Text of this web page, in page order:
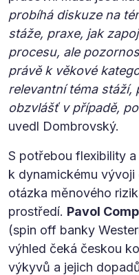
probíhá diskuze na
stáže, praxe, jak
procesu, ale
právě k věkové
relevantní téma stáží,
obzvlášť v případě,
uvedl Dombrovský.
S potřebou flexibility
k dynamickému
otázka měnového
prostředí. Pavol
(spin off banky
výhled čeká českou
výkyvů a jejich